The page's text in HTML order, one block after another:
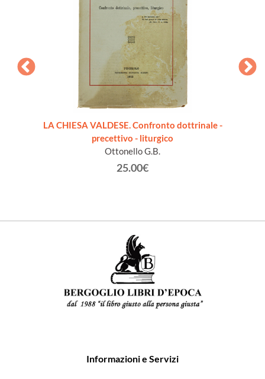
LA CHIESA VALDESE. Confronto dottrinale -
precettivo - liturgico
Ottonello G.B.
25.00€
Informazioni e Servizi